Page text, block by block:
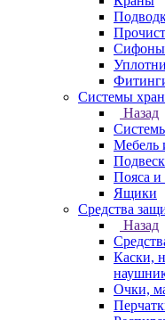
Сифоны
Системы
Назад
Мебель
Пояса и
Ящики
Средства
Назад
Каски,
Очки,